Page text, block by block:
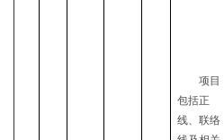
项目
包括正
线、联络